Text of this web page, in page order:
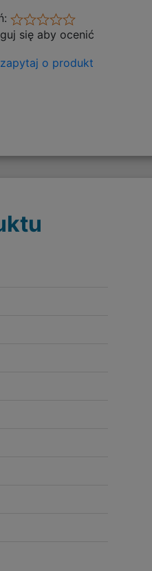
się aby ocenić
zapytaj o produkt